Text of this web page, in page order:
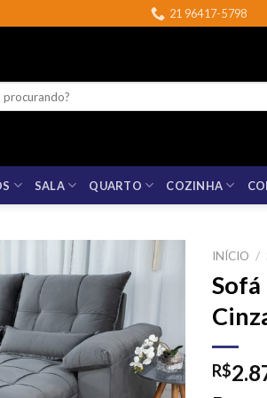
21 96417-5798
SALA QUARTO COZINHA
INÍCIO /
R$